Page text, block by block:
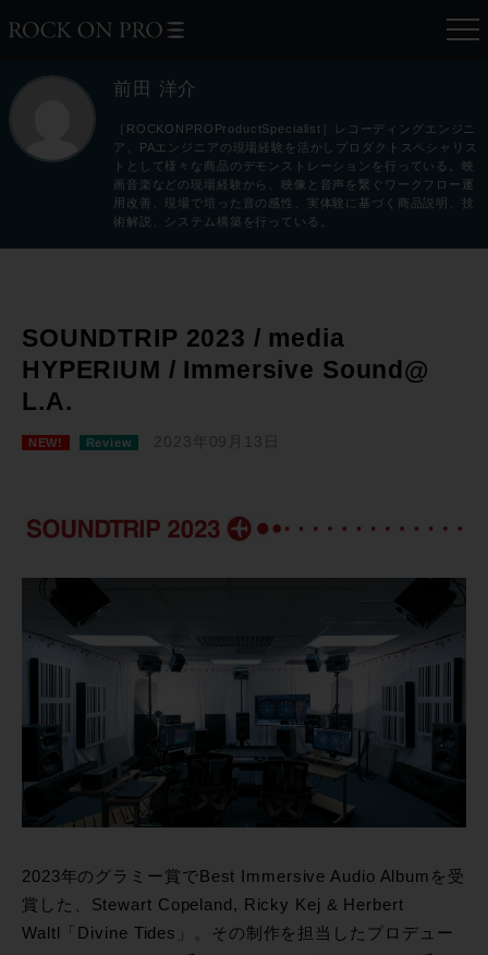
前田 洋介
［ROCKONPROProductSpecialist］レコーディングエンジニ
ア、PAエンジニアの現場経験を活かしプロダクトスペシャリス
トとして様々な商品のデモンストレーションを行っている。映
画音楽などの現場経験から、映像と音声を繋ぐワークフロー運
用改善、現場で培った音の感性、実体験に基づく商品説明、技
術解説、システム構築を行っている。
SOUNDTRIP 2023 / media
HYPERIUM / Immersive Sound@
L.A.
NEW! Review 2023年09月13日
2023年のグラミー賞でBest Immersive Audio Albumを受
賞した、Stewart Copeland, Ricky Kej & Herbert
Waltl「Divine Tides」。その制作を担当したプロデュー